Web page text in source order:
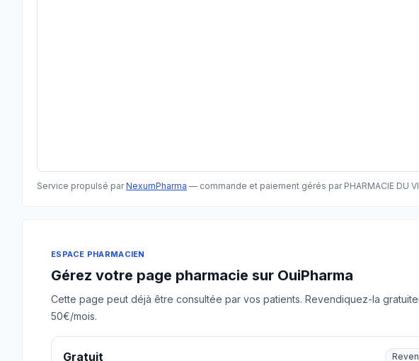
Service propulsé parNexumPharma — commande et paiement gérés par PHARMACIE DU
ESPACE PHARMACIEN
Gérez votre page pharmacie sur OuiPharma
Cette page peut déjà être consultée par vos patients. Revendiquez-la
50€/mois.
Gratuit